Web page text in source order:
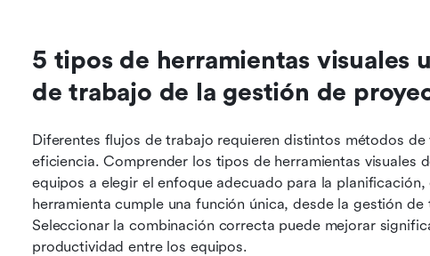
5 tipos de herramientas visuales
de trabajo de la gestión de
Diferentes flujos de trabajo requieren distintos métodos
eficiencia. Comprender los tipos de herramientas visuales
equipos a elegir el enfoque adecuado para la
herramienta cumple una función única, desde la gestión
Seleccionar la combinación correcta puede mejorar
productividad entre los equipos.